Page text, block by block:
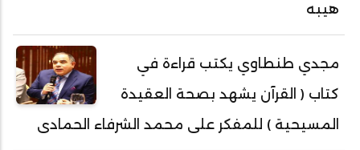
هيبه
مجدي طنطاوي يكتب قراءة في
كتاب ( القرآن يشهد بصحة العقيدة
المسيحية ) للمفكر على محمد الشرفاء الحمادى